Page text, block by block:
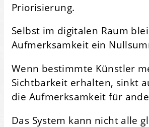
Priorisierung.
Selbst im digitalen Raum
Aufmerksamkeit ein
Wenn bestimmte Künstler
Sichtbarkeit erhalten, sinkt
die Aufmerksamkeit für
Das System kann nicht alle